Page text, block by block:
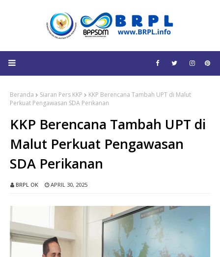
Beranda Siaran Pers KKP
KKP Berencana Tambah UPT di Malut
Perkuat Pengawasan SDA Perikanan
KKP Berencana Tambah UPT di
Malut Perkuat Pengawasan
SDA Perikanan
BRPL OK APRIL 30, 2025